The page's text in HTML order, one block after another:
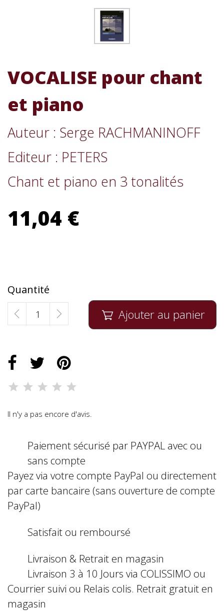
VOCALISE pour chant
et piano
Auteur : Serge RACHMANINOFF
Editeur : PETERS
Chant et piano en 3 tonalités
11,04 €
Quantité
 Ajouter au panier
Il n'y a pas encore d'avis.
Paiement sécurisé par PAYPAL avec ou
sans compte
Payez via votre compte PayPal ou directement
par carte bancaire (sans ouverture de compte
PayPal)
Satisfait ou remboursé
Livraison & Retrait en magasin
Livraison 3 à 10 Jours via COLISSIMO ou
Courrier suivi ou Relais colis. Retrait gratuit en
magasin